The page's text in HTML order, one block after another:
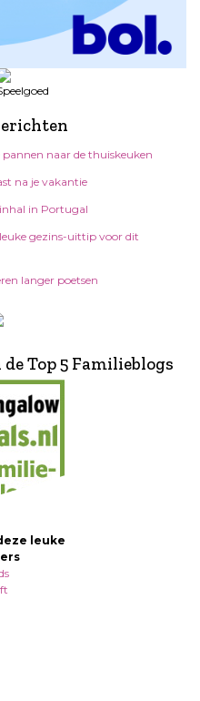
naar de thuiskeuken
na je vakantie
in Portugal
gezins-uittip voor dit
langer poetsen
Top 5 Familieblogs
leuke